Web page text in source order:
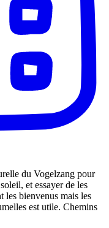
du Vogelzang pour
et essayer de les
les bienvenus mais les
est utile. Chemins